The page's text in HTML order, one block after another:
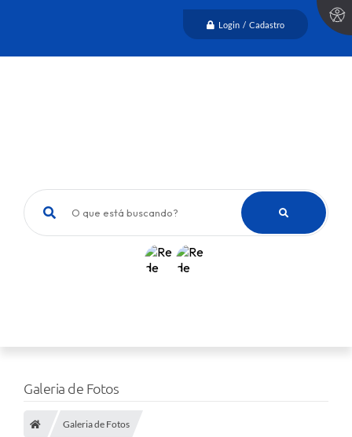
Login / Cadastro
O que está buscando?
Galeria de Fotos
Galeria de Fotos